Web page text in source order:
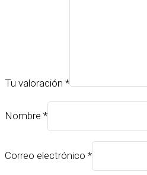
Tu valoración *
Nombre *
Correo electrónico *